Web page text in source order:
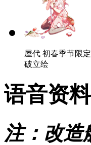
屋代 初春季节限
破立绘
语音资料
注：改造